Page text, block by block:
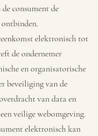
consument de
elektronisch tot
de ondernemer
en organisatorische
beveiliging van de
van data en
veilige webomgeving.
elektronisch kan